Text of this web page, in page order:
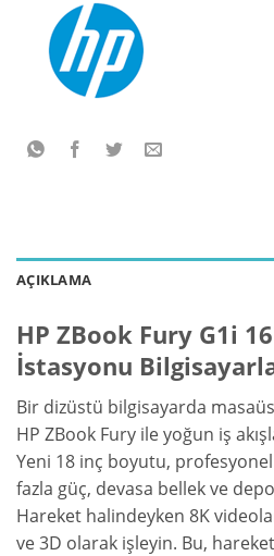
AÇIKLAMA
HP ZBook Fury G1i
İstasyonu
Bir dizüstü bilgisayarda
HP ZBook Fury ile yoğun iş
Yeni 18 inç boyutu,
fazla güç, devasa bellek ve
Hareket halindeyken 8K
ve 3D olarak işleyin. Bu,